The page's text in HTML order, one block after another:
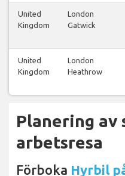
United
Kingdom
London
Gatwick
United
Kingdom
London
Heathrow
Planering av
arbetsresa
Förboka Hyrbil